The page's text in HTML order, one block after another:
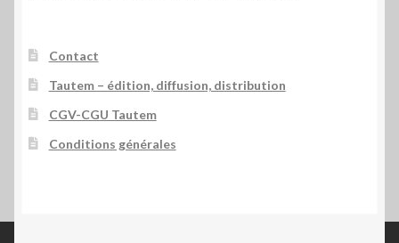
Contact
Tautem – édition, diffusion, distribution
CGV-CGU Tautem
Conditions générales